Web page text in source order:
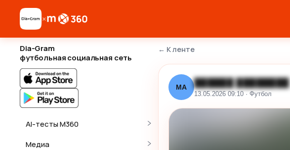
×
Dia-Gram
футбольная социальная сеть
AI-тесты M360
Медиа
← К ленте
МА ██████ ████████
13.05.2026 09:10 · Футбол